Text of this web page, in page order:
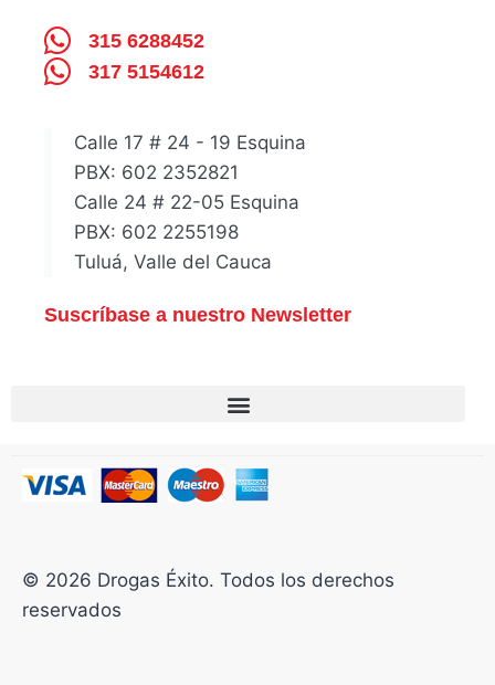
315 6288452
317 5154612
Calle 17 # 24 - 19 Esquina
PBX: 602 2352821
Calle 24 # 22-05 Esquina
PBX: 602 2255198
Tuluá, Valle del Cauca
Suscríbase a nuestro Newsletter
© 2026 Drogas Éxito. Todos los derechos
reservados